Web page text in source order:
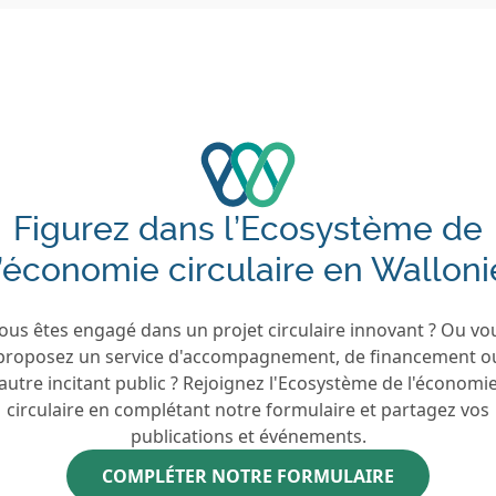
Figurez dans l’Ecosystème de
circulaire en
êtes engagé dans un projet circulaire innovant ? Ou
un service d'accompagnement, de financement
incitant public ? Rejoignez l'Ecosystème de
circulaire en complétant notre formulaire et partagez vos
publications et événements.
COMPLÉTER NOTRE FORMULAIRE